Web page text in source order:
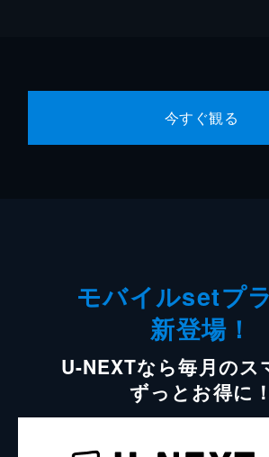
今すぐ観る
モバイルsetプ
新登場！
U-NEXTなら毎月のス
ずっとお得に！